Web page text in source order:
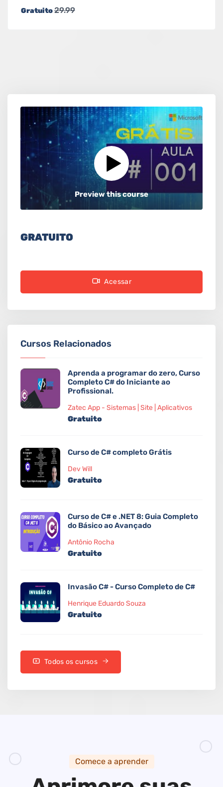
Gratuito29.99
Preview this course
GRATUITO
Acessar
Cursos Relacionados
Aprenda a programar do zero, Curso
Completo C# do Iniciante ao
Profissional.
Zatec App - Sistemas | Site | Aplicativos
Gratuito
Curso de C# completo Grátis
Dev Will
Gratuito
Curso de C# e .NET 8: Guia Completo
do Básico ao Avançado
Antônio Rocha
Gratuito
Invasão C# - Curso Completo de C#
Henrique Eduardo Souza
Gratuito
Todos os cursos
Comece a aprender